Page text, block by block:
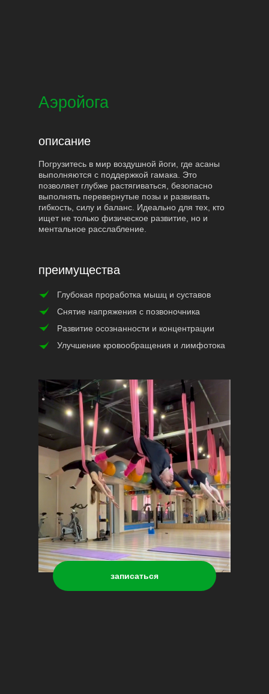
Аэройога
преимущества
описание
Глубокая проработка мышц и суставов
Снятие напряжения с позвоночника
Развитие осознанности и концентрации
Улучшение кровообращения и лимфотока
Погрузитесь в мир воздушной йоги, где асаны
выполняются с поддержкой гамака. Это
позволяет глубже растягиваться, безопасно
выполнять перевернутые позы и развивать
гибкость, силу и баланс. Идеально для тех, кто
ищет не только физическое развитие, но и
ментальное расслабление.
записаться